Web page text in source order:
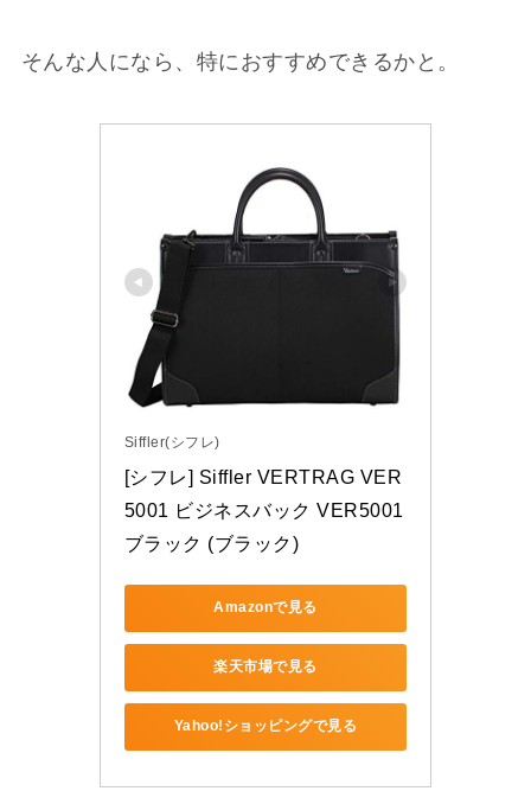
そんな人になら、特におすすめできるかと。
Siffler(シフレ)
[シフレ] Siffler VERTRAG VER
5001 ビジネスバック VER5001
ブラック (ブラック)
Amazonで見る
楽天市場で見る
Yahoo!ショッピングで見る